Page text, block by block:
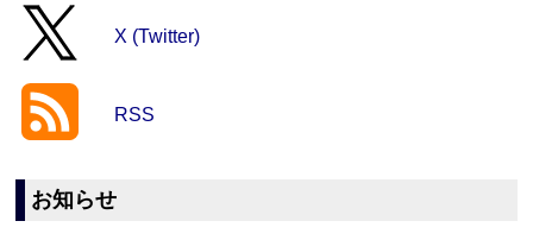
X (Twitter)
RSS
お知らせ